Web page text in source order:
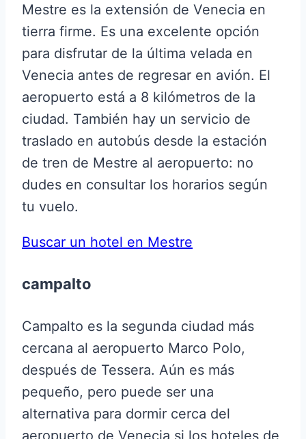
Mestre es la extensión de Venecia en
tierra firme. Es una excelente opción
para disfrutar de la última velada en
Venecia antes de regresar en avión. El
aeropuerto está a 8 kilómetros de la
ciudad. También hay un servicio de
traslado en autobús desde la estación
de tren de Mestre al aeropuerto: no
dudes en consultar los horarios según
tu vuelo.
Buscar un hotel en Mestre
campalto
Campalto es la segunda ciudad más
cercana al aeropuerto Marco Polo,
después de Tessera. Aún es más
pequeño, pero puede ser una
alternativa para dormir cerca del